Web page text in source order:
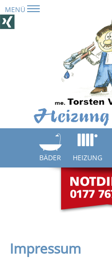
MENÜ
BÄDER
HEIZUNG
Impressum